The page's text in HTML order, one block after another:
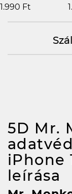
1.990 Ft
5D Mr.
iPhone
leírása